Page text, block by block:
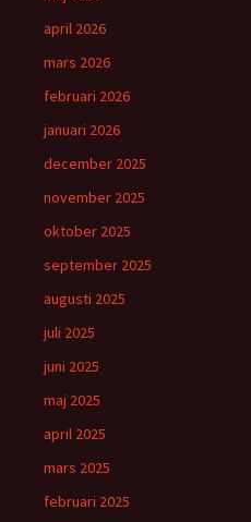
april 2026
mars 2026
februari 2026
januari 2026
december 2025
november 2025
oktober 2025
september 2025
augusti 2025
juli 2025
juni 2025
maj 2025
april 2025
mars 2025
februari 2025